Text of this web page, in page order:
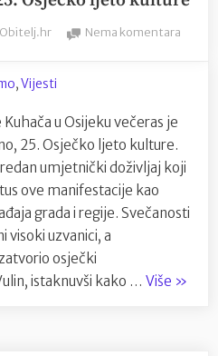
By
Obitelj.hr Nema komentara
,Vijesti
u Osijeku večeras je
25. Osječko ljeto kulture.
umjetnički doživljaj koji
ove manifestacije kao
grada i regije. Svečanosti
visoki uzvanici, a
osječki
istaknuvši kako … Više »